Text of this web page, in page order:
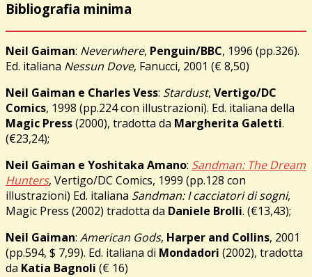
Bibliografia minima
Neil Gaiman: Neverwhere, Penguin/BBC, 1996 (pp.326).
Ed. italiana Nessun Dove, Fanucci, 2001 (€ 8,50)
Neil Gaiman e Charles Vess: Stardust, Vertigo/DC
Comics, 1998 (pp.224 con illustrazioni). Ed. italiana della
Magic Press(2000), tradotta da Margherita Galetti.
(€23,24);
Neil Gaiman e Yoshitaka Amano: Sandman: The Dream
Hunters, Vertigo/DC Comics, 1999 (pp.128 con
illustrazioni) Ed. italiana Sandman: I cacciatori di sogni,
Magic Press (2002) tradotta da Daniele Brolli. (€13,43);
Neil Gaiman: American Gods, Harper and Collins, 2001
(pp.594, $ 7,99). Ed. italiana di Mondadori (2002), tradotta
da Katia Bagnoli (€ 16)